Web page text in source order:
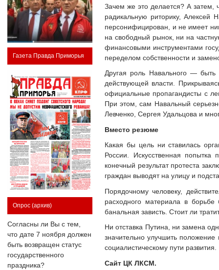
Газета Правда Приморья
Опрос (архив)
Согласны ли Вы с тем,
что дате 7 ноября должен
быть возвращен статус
государственного
праздника?
Зачем же это делается? А затем,
радикальную риторику, Алексей
персонифицирован, и не имеет
на свободный рынок, ни на
финансовыми инструментами
переделом собственности и
Другая роль Навального — быть
действующей власти.
официальные пропагандисты с
При этом, сам Навальный
Левченко, Сергея Удальцова и
Вместо резюме
Какая бы цель ни ставилась
России. Искусственная
конечный результат протеста
граждан выводят на улицу и
Порядочному человеку,
расходного материала в
банальная зависть. Стоит ли
Ни отставка Путина, ни замена
значительно улучшить
социалистическому пути развития.
Сайт ЦК ЛКСМ.